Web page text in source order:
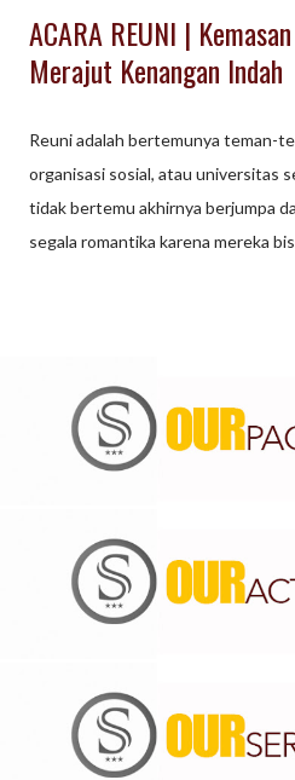
ACARA REUNI |
Merajut Kenangan Indah
Reuni adalah bertemunya teman-
organisasi sosial, atau universitas
tidak bertemu akhirnya berjumpa
segala romantika karena mereka
REUNI BAGI USIA LANSIA Jika
dipahami bahwa reuni memberikan
psikologis bagi lansia. Reuni pun
teman sekolah atau kuliah. Bisa
Agar semakin semangat
beberapa manfaat reuni bagi
Mengajak Otak Aktif Berpikir